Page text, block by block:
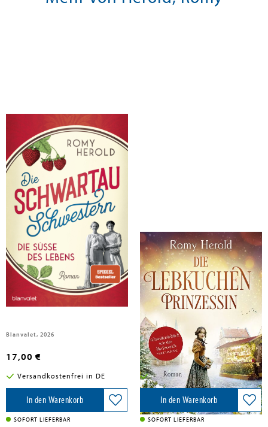
Herold, Romy
Die Schwartau-Schwestern - Die
Süße des Lebens
Blanvalet, 2026
17,00 €
Versandkostenfrei in DE
In den Warenkorb
SOFORT LIEFERBAR
Herold, Romy
Die Lebkuchen-Prinzessin
Blanvalet Taschenbuchverl, 2022
13,00 €
Versandkostenfrei in DE
In den Warenkorb
SOFORT LIEFERBAR